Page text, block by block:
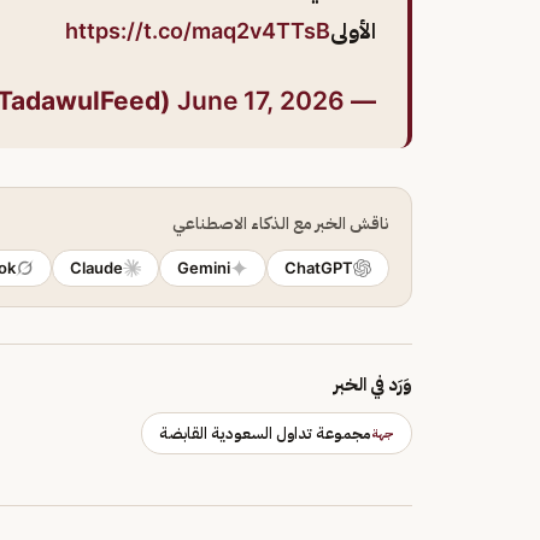
الأولىhttps://t.co/maq2v4TTsB
— Tadawul News (@TadawulFeed)
June 17, 2026
ناقش الخبر مع الذكاء الاصطناعي
ChatGPT
Gemini
Claude
وَرَد في الخبر
جهةمجموعة تداول السعودية القابضة